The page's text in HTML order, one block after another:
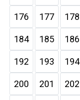
176 177 178
184 185 186
192 193 194
200 201 202